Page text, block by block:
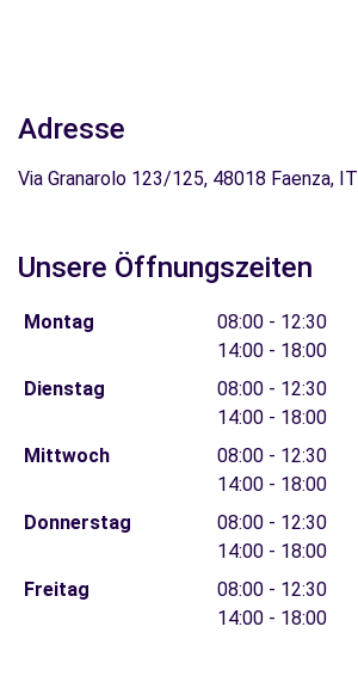
Adresse
Via Granarolo 123/125, 48018 Faenza, IT
Unsere Öffnungszeiten
Montag
08:00 - 12:30
14:00 - 18:00
Dienstag
08:00 - 12:30
14:00 - 18:00
Mittwoch
08:00 - 12:30
14:00 - 18:00
Donnerstag
08:00 - 12:30
14:00 - 18:00
Freitag
08:00 - 12:30
14:00 - 18:00